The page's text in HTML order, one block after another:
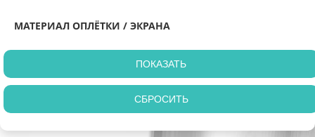
МАТЕРИАЛ ОПЛЁТКИ / ЭКРАНА